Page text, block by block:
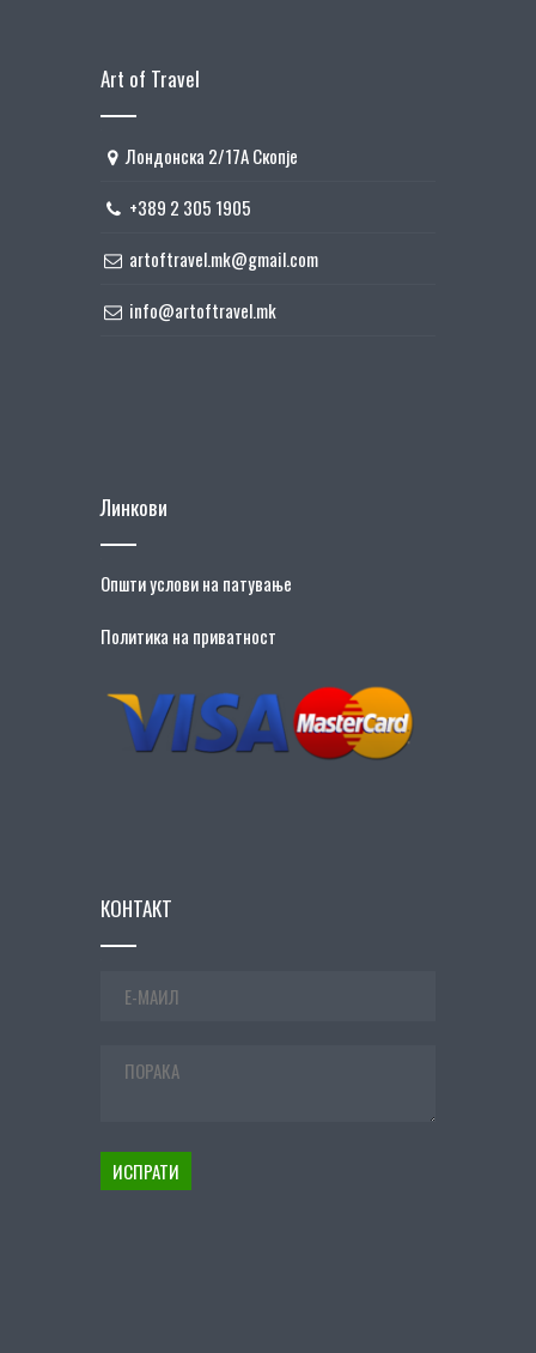
Art of Travel
Лондонска 2/17А Скопје
+389 2 305 1905
artoftravel.mk@gmail.com
info@artoftravel.mk
Линкови
Општи услови на патување
Политика на приватност
КОНТАКТ